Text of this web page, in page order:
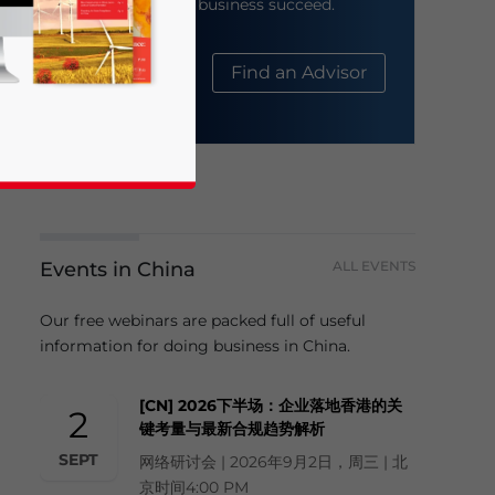
help your business succeed.
About Us Find an Advisor
Events in China ALL EVENTS
Our free webinars are packed full of useful
information for doing business in China.
2
SEPT
[CN] 2026下半场：企业落地香港的关
键考量与最新合规趋势解析
网络研讨会 | 2026年9月2日，周三 | 北
京时间4:00 PM
news and updates for Asia!